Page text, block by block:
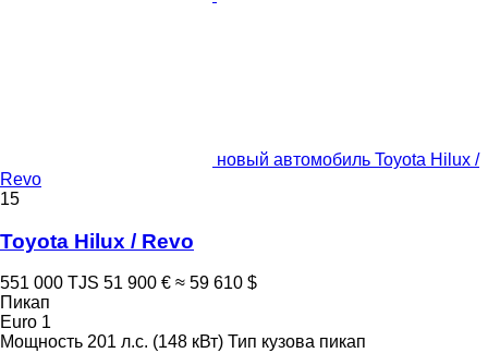
новый автомобиль Toyota Hilux /
Revo
15
Toyota Hilux / Revo
551 000 TJS 51 900 € ≈ 59 610 $
Пикап
Euro 1
Мощность 201 л.с. (148 кВт) Тип кузова пикап